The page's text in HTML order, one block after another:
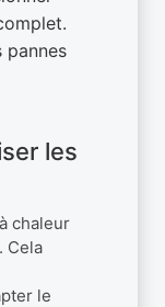
pannes
les
chaleur
Cela
le